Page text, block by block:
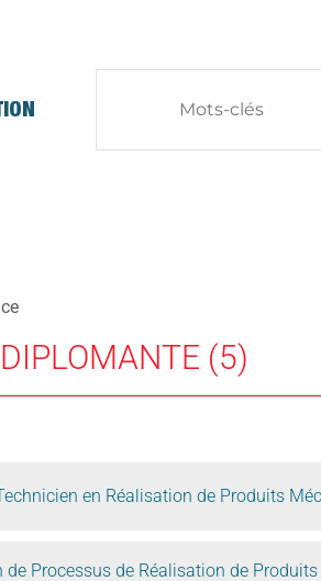
(5)
en Réalisation de Produits
de Processus de Réalisation de